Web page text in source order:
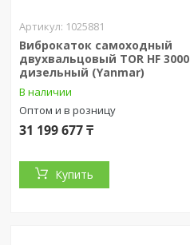
1025881
Виброкаток самоходный
двухвальцовый TOR HF 3000
дизельный (Yanmar)
В наличии
Оптом и в розницу
31 199 677 ₸
Купить